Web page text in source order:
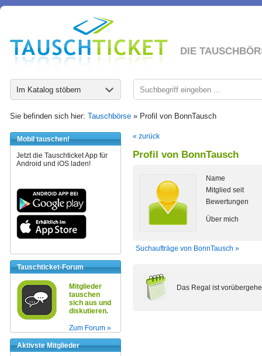
DIE
Im Katalog stöbern
Sie befinden sich hier: Tauschbörse » Profil von BonnTausch
Mobil tauschen!
Jetzt die Tauschticket App für
Android und iOS laden!
Tauschticket-Forum
Mitglieder
tauschen
sich aus und
diskutieren.
Zum Forum »
Aktivste Mitglieder
« zurück
Profil von BonnTausch
Name
Mitglied seit
Bewertungen
Über mich
Suchaufträge von BonnTausch »
Das Regal ist